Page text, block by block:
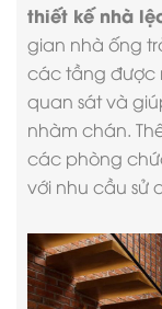
thiết kế nhà
gian nhà ống
các tầng được
quan sát và
nhàm chán.
các phòng
với nhu cầu sử